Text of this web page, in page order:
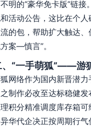
明的“豪华免卡版”链
活动公告，这比在个
的包，帮助扩大触达
案—慎言”。
、“一手萌狐”——游
网络作为国内新晋潜
制作必改至达标稳健
积分精准调度库存箱
华代企决正按周期行